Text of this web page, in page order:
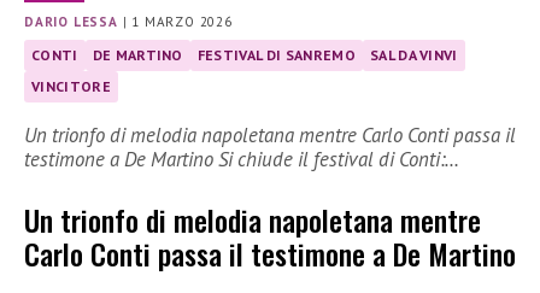
DARIO LESSA | 1 MARZO 2026
CONTI DE MARTINO FESTIVAL DI SANREMO
SAL DA VINVI
VINCITORE
Un trionfo di melodia napoletana mentre Carlo Conti passa il
testimone a De Martino Si chiude il festival di Conti:…
Un trionfo di melodia napoletana mentre
Carlo Conti passa il testimone a De Martino